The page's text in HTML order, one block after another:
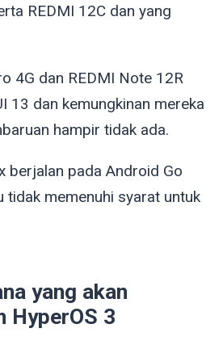
REDMI 12C dan yang
4G dan REDMI Note 12R
13 dan kemungkinan mereka
hampir tidak ada.
berjalan pada Android Go
tidak memenuhi syarat untuk
yang akan
HyperOS 3